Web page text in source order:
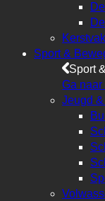
Sport &
Sport
Ga
Jeugd